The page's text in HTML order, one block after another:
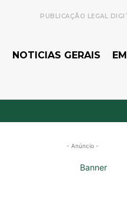
PUBLICAÇÃO LEGAL
NOTICIAS GERAIS
- Anúncio -